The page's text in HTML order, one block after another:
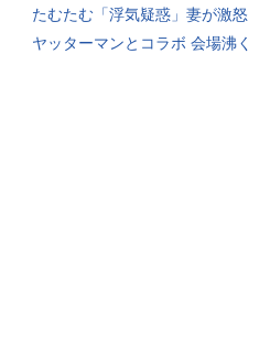
たむたむ「浮気疑惑」妻が激怒
ヤッターマンとコラボ 会場沸く